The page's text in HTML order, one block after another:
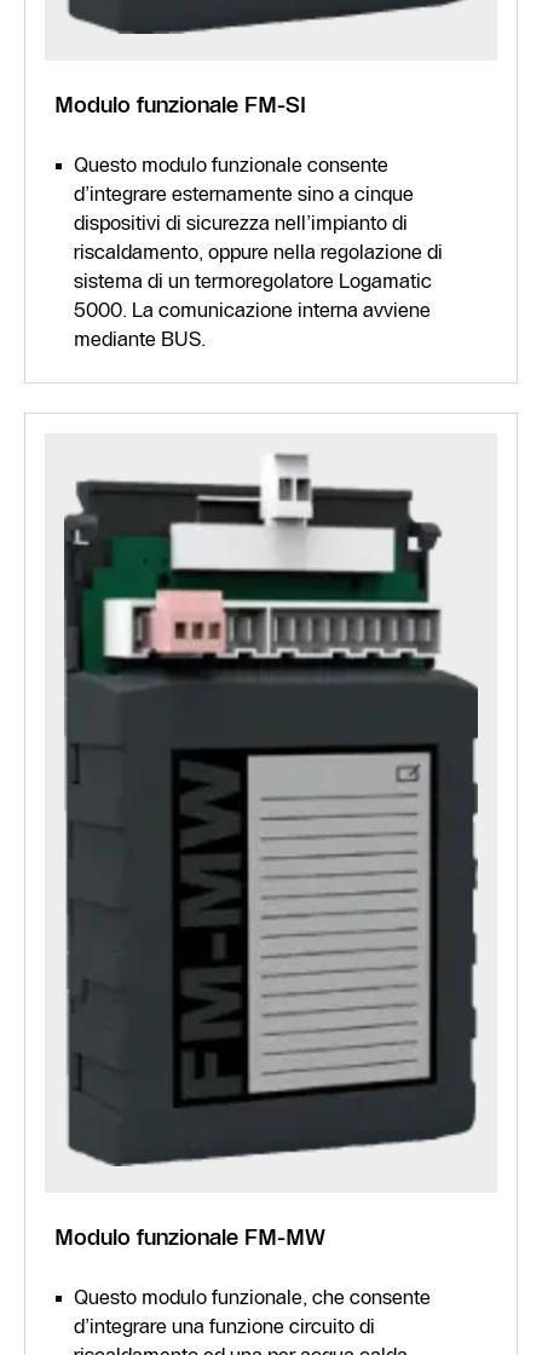
Modulo funzionale FM-SI
Questo modulo funzionale consente
d’integrare esternamente sino a cinque
dispositivi di sicurezza nell’impianto di
riscaldamento, oppure nella regolazione di
sistema di un termoregolatore Logamatic
5000. La comunicazione interna avviene
mediante BUS.
Modulo funzionale FM-MW
Questo modulo funzionale, che consente
d’integrare una funzione circuito di